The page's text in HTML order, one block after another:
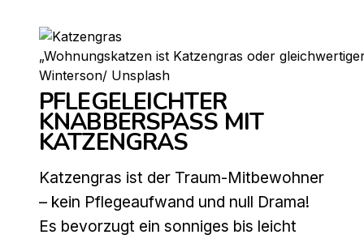
„Wohnungskatzen ist Katzengras oder
Winterson/ Unsplash
PFLEGELEICHTER
KNABBERSPASS MIT K
ATZENGRAS
Katzengras ist der Traum-Mitbewohner
– kein Pflegeaufwand und null Drama!
Es bevorzugt ein sonniges bis leicht